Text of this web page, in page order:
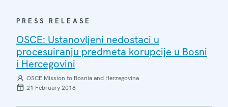
PRESS RELEASE
OSCE: Ustanovljeni nedostaci u
procesuiranju predmeta korupcije u Bosni
i Hercegovini
OSCE Mission to Bosnia and Herzegovina
21 February 2018